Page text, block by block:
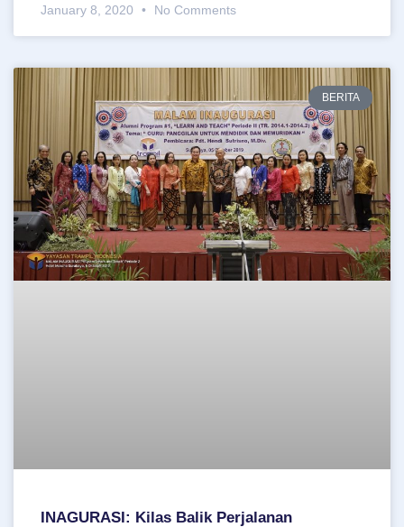
January 8, 2020 No Comments
BERITA
INAGURASI: Kilas Balik Perjalanan